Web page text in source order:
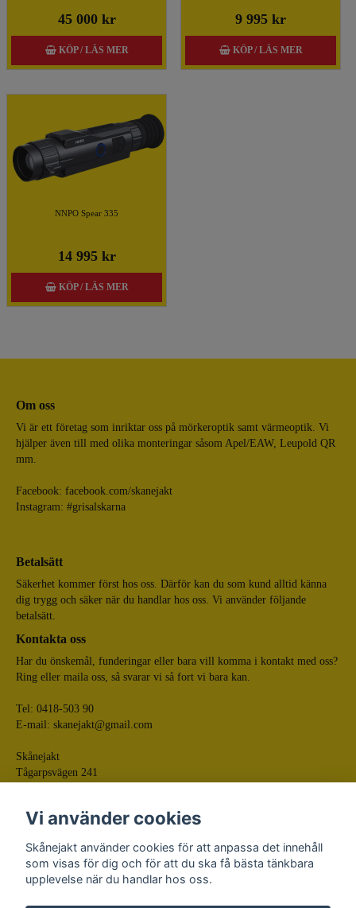
45 000 kr
KÖP / LÄS MER
9 995 kr
KÖP / LÄS MER
NNPO Spear 335
14 995 kr
KÖP / LÄS MER
Om oss
Vi är ett företag som inriktar oss på mörkeroptik samt värmeoptik. Vi
hjälper även till med olika monteringar såsom Apel/EAW, Leupold QR
mm.
Facebook: facebook.com/skanejakt
Instagram: #grisalskarna
Betalsätt
Säkerhet kommer först hos oss. Därför kan du som kund alltid känna
dig trygg och säker när du handlar hos oss. Vi använder följande
betalsätt.
Kontakta oss
Har du önskemål, funderingar eller bara vill komma i kontakt med oss?
Ring eller maila oss, så svarar vi så fort vi bara kan.
Tel: 0418-503 90
E-mail: skanejakt@gmail.com
Skånejakt
Tågarpsvägen 241
Vi använder cookies
Skånejakt använder cookies för att anpassa det innehåll
som visas för dig och för att du ska få bästa tänkbara
upplevelse när du handlar hos oss.